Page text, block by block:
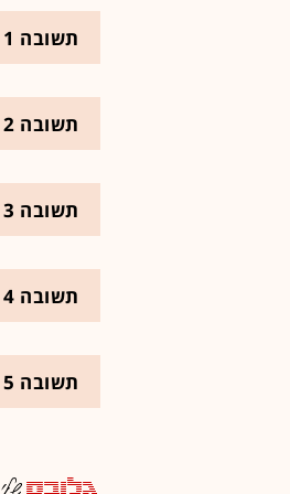
תשובה 11
תשובה 12
תשובה 13
תשובה 14
תשובה 15